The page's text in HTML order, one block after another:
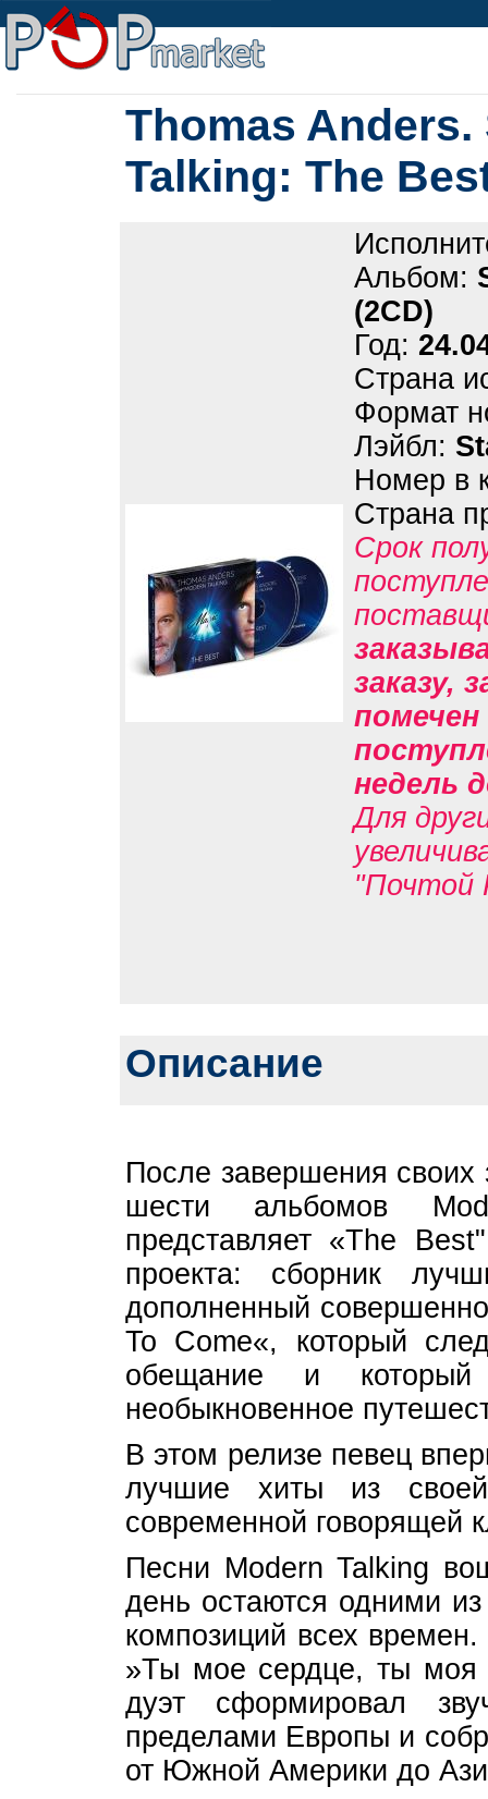
Thomas
Talking: The
Альбом:
(2CD)
Год:
Страна
Формат
Лэйбл:
Номер в
Страна
Срок
заказу,
помечен
недель
Для
"Почтой
Описание
После завершения своих
шести альбомов
представляет «The
проекта: сборник
дополненный
To Come«, который
обещание и
необыкновенное
В этом релизе певец
лучшие хиты из своей
современной говорящей
Песни Modern Talking
день остаются одними
композиций всех
»Ты мое сердце, ты
дуэт сформировал
пределами Европы и
от Южной Америки до